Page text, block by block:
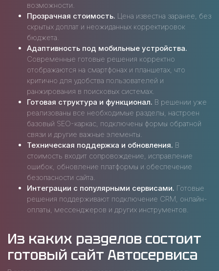
возможности.
Прозрачная стоимость. Цена известна заранее, без
скрытых доплат и неожиданных корректировок
бюджета.
Адаптивность под мобильные устройства.
Современные готовые решения корректно
отображаются на смартфонах и планшетах, что
критично для удобства пользователей и
ранжирования в поисковых системах.
Готовая структура и функционал. В решении уже
реализованы все необходимые разделы, настроен
базовый SEO-каркас, подключены формы обратной
связи и другие важные элементы.
Техническая поддержка и обновления. В
стоимость входит сопровождение, исправление
ошибок, обновление платформы и обеспечение
безопасности сайта.
Интеграции с популярными сервисами. Готовые
решения поддерживают подключение CRM, онлайн-
оплаты, мессенджеров и других инструментов.
Из каких разделов состоит
готовый сайт Автосервиса